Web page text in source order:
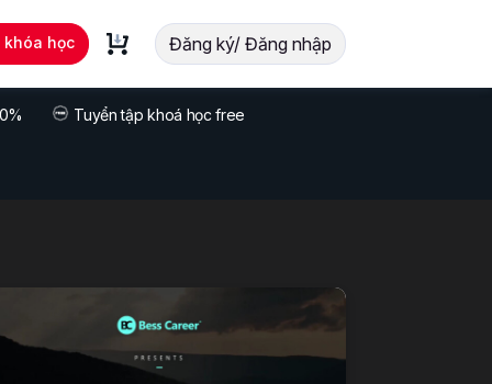
khóa học Đăng ký/ Đăng nhập
Tuyển tập khoá học free